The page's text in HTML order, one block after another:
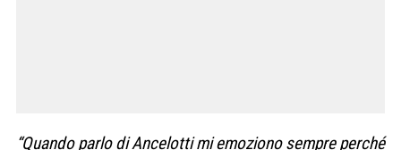
“Quando parlo di Ancelotti mi emoziono sempre perché